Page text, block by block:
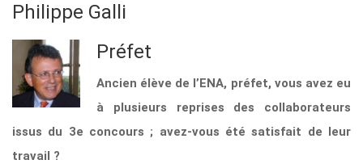
Philippe Galli
Préfet
Ancien élève de l’ENA, préfet, vous avez eu
à plusieurs reprises des collaborateurs
issus du 3e concours ; avez-vous été satisfait de leur
travail ?